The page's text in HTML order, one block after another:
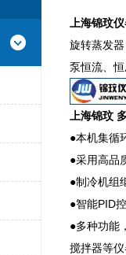
上海锦玟
旋转蒸发
泵恒流、
上海锦玟
●本机集循
●采用高品
●制冷机组
●智能PID
●多种功能
搅拌器等